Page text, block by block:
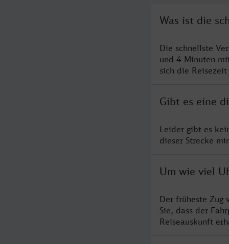
Was ist die
Die schnellste
und 4 Minuten
sich die Reisezeit
Gibt es eine
Leider gibt es
dieser Strecke
Um wie viel
Der früheste Zug
Sie, dass der
Reiseauskunft